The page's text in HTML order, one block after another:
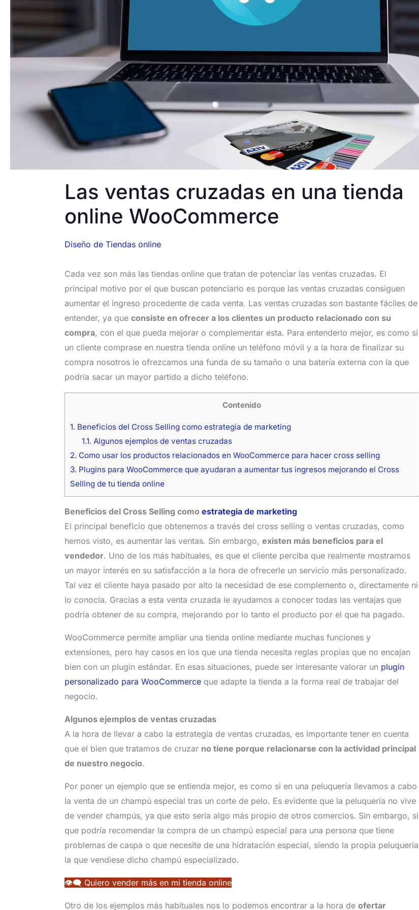
Las ventas cruzadas en una tienda
online WooCommerce
Diseño de Tiendas online
Cada vez son más las tiendas online que tratan de potenciar las ventas cruzadas. El
principal motivo por el que buscan potenciarlo es porque las ventas cruzadas consiguen
aumentar el ingreso procedente de cada venta. Las ventas cruzadas son bastante fáciles de
entender, ya que consiste en ofrecer a los clientes un producto relacionado con su
compra, con el que pueda mejorar o complementar esta. Para entenderlo mejor, es como si
un cliente comprase en nuestra tienda online un teléfono móvil y a la hora de finalizar su
compra nosotros le ofrezcamos una funda de su tamaño o una batería externa con la que
podría sacar un mayor partido a dicho teléfono.
Contenido
1. Beneficios del Cross Selling como estrategia de marketing
1.1. Algunos ejemplos de ventas cruzadas
2. Como usar los productos relacionados en WooCommerce para hacer cross selling
3. Plugins para WooCommerce que ayudaran a aumentar tus ingresos mejorando el Cross
Selling de tu tienda online
Beneficios del Cross Selling como estrategia de marketing
El principal beneficio que obtenemos a través del cross selling o ventas cruzadas, como
hemos visto, es aumentar las ventas. Sin embargo, existen más beneficios para el
vendedor. Uno de los más habituales, es que el cliente perciba que realmente mostramos
un mayor interés en su satisfacción a la hora de ofrecerle un servicio más personalizado.
Tal vez el cliente haya pasado por alto la necesidad de ese complemento o, directamente ni
lo conocía. Gracias a esta venta cruzada le ayudamos a conocer todas las ventajas que
podría obtener de su compra, mejorando por lo tanto el producto por el que ha pagado.
WooCommerce permite ampliar una tienda online mediante muchas funciones y
extensiones, pero hay casos en los que una tienda necesita reglas propias que no encajan
bien con un plugin estándar. En esas situaciones, puede ser interesante valorar un plugin
personalizado para WooCommerceque adapte la tienda a la forma real de trabajar del
negocio.
Algunos ejemplos de ventas cruzadas
A la hora de llevar a cabo la estrategia de ventas cruzadas, es importante tener en cuenta
que el bien que tratamos de cruzar no tiene porque relacionarse con la actividad principal
de nuestro negocio.
Por poner un ejemplo que se entienda mejor, es como si en una peluquería llevamos a cabo
la venta de un champú especial tras un corte de pelo. Es evidente que la peluquería no vive
de vender champús, ya que esto sería algo más propio de otros comercios. Sin embargo, si
que podría recomendar la compra de un champú especial para una persona que tiene
problemas de caspa o que necesite de una hidratación especial, siendo la propia peluquería
la que vendiese dicho champú especializado.
👁‍🗨 Quiero vender más en mi tienda online
Otro de los ejemplos más habituales nos lo podemos encontrar a la hora de ofertar